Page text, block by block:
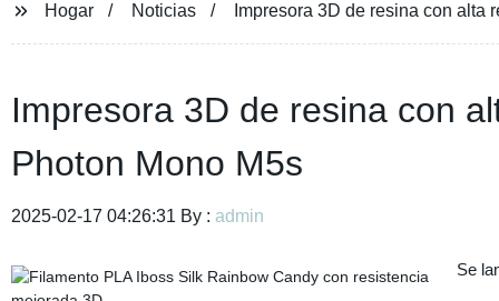
Hogar Noticias Impresora 3D de resina con alta
Impresora 3D de resina con
Photon Mono M5s
2025-02-17 04:26:31 By : admin
Se